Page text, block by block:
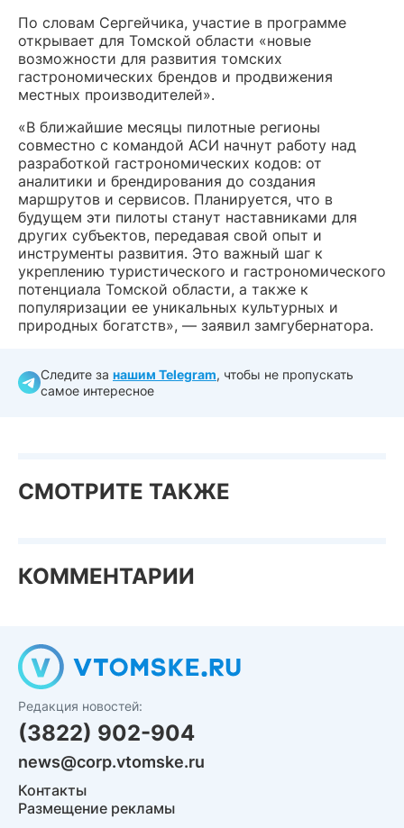
По словам Сергейчика, участие в программе
открывает для Томской области «новые
возможности для развития томских
гастрономических брендов и продвижения
местных производителей».
«В ближайшие месяцы пилотные регионы
совместно с командой АСИ начнут работу над
разработкой гастрономических кодов: от
аналитики и брендирования до создания
маршрутов и сервисов. Планируется, что в
будущем эти пилоты станут наставниками для
других субъектов, передавая свой опыт и
инструменты развития. Это важный шаг к
укреплению туристического и гастрономического
потенциала Томской области, а также к
популяризации ее уникальных культурных и
природных богатств», — заявил замгубернатора.
Следите за нашим Telegram, чтобы не пропускать
самое интересное
СМОТРИТЕ ТАКЖЕ
КОММЕНТАРИИ
Редакция новостей:
(3822) 902-904
news@corp.vtomske.ru
Контакты
Размещение рекламы